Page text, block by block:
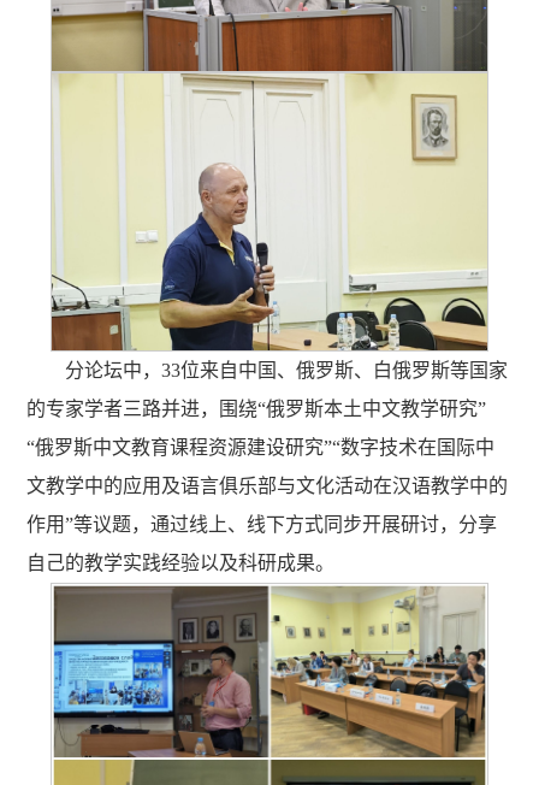
分论坛中，33位来自中国、俄罗斯、白俄罗斯等国家
的专家学者三路并进，围绕“俄罗斯本土中文教学研究”
“俄罗斯中文教育课程资源建设研究”“数字技术在国际中
文教学中的应用及语言俱乐部与文化活动在汉语教学中的
作用”等议题，通过线上、线下方式同步开展研讨，分享
自己的教学实践经验以及科研成果。